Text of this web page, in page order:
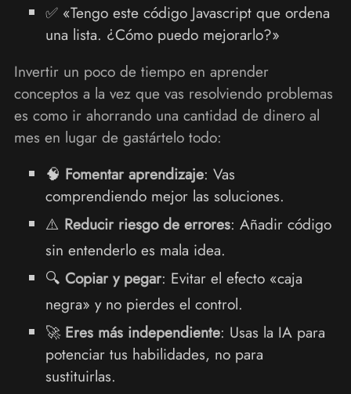
✅ «Tengo este código Javascript que ordena
una lista. ¿Cómo puedo mejorarlo?»
Invertir un poco de tiempo en aprender
conceptos a la vez que vas resolviendo problemas
es como ir ahorrando una cantidad de dinero al
mes en lugar de gastártelo todo:
🧠 Fomentar aprendizaje: Vas
comprendiendo mejor las soluciones.
⚠️ Reducir riesgo de errores: Añadir código
sin entenderlo es mala idea.
🔍 Copiar y pegar: Evitar el efecto «caja
negra» y no pierdes el control.
🚀 Eres más independiente: Usas la IA para
potenciar tus habilidades, no para
sustituirlas.